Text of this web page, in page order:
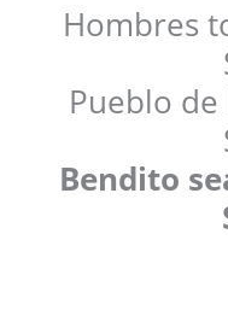
Hombres
Pueblo
Bendito